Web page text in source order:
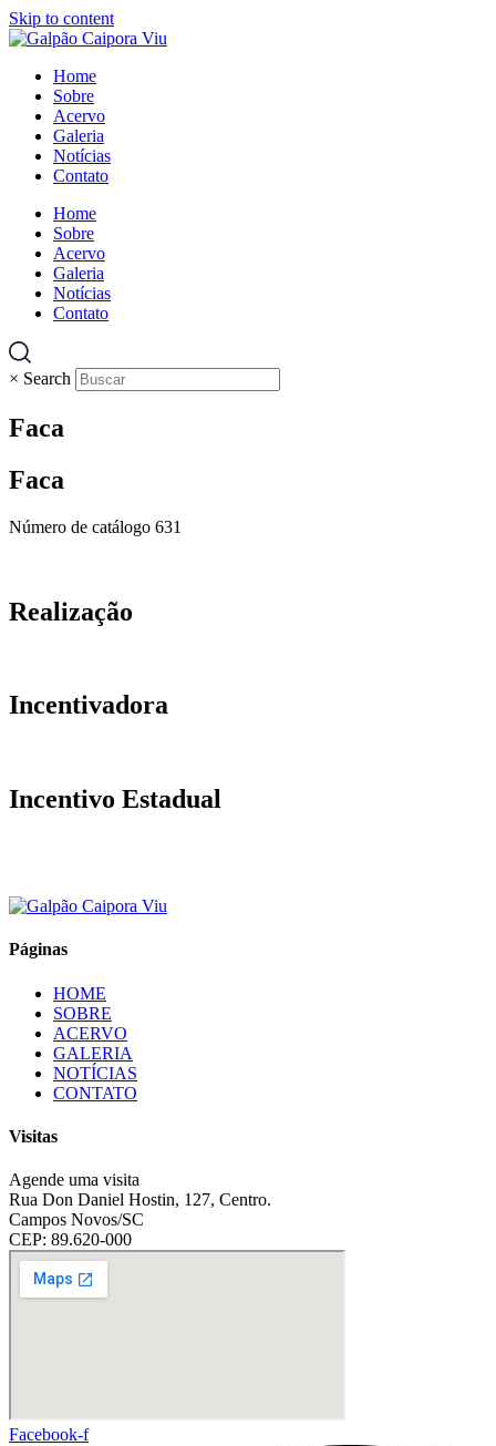
Skip to content
Home
Sobre
Acervo
Galeria
Notícias
Contato
Home
Sobre
Acervo
Galeria
Notícias
Contato
× Search
Faca
Faca
Número de catálogo 631
Realização
Incentivadora
Incentivo Estadual
Páginas
HOME
SOBRE
ACERVO
GALERIA
NOTÍCIAS
CONTATO
Visitas
Agende uma visita
Rua Don Daniel Hostin, 127, Centro.
Campos Novos/SC
CEP: 89.620-000
Facebook-f